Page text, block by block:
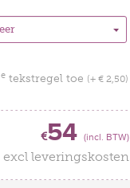
etekstregel toe (+ € 2,50)
€54 (incl. BTW)
excl leveringskosten